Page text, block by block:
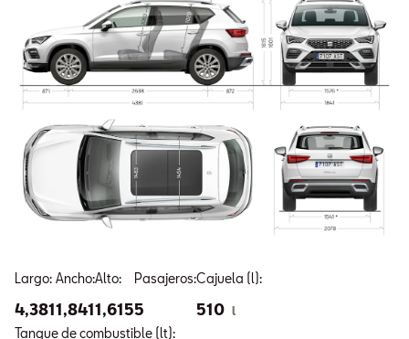
Largo:
4,381
Ancho:
1,841
Alto:
1,615
Pasajeros:
5
Cajuela (l):
510 l
Tanque de combustible (lt):